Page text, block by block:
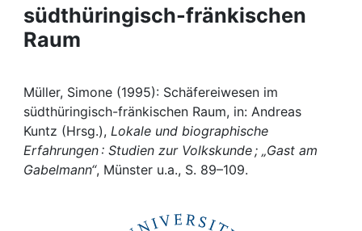
People
Awards
My FIS
südthüringisch-fränkischen
Raum
Müller, Simone (1995): Schäfereiwesen im
südthüringisch-fränkischen Raum, in: Andreas
Kuntz (Hrsg.), Lokale und biographische
Erfahrungen : Studien zur Volkskunde ; „Gast am
Gabelmann“, Münster u.a., S. 89–109.